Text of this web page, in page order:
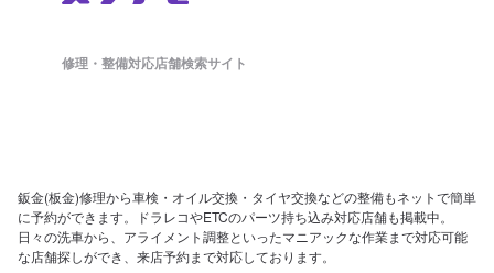
修理・整備対応店舗検索サイト
鈑金(板金)修理から車検・オイル交換・タイヤ交換などの整備もネットで簡単
に予約ができます。ドラレコやETCのパーツ持ち込み対応店舗も掲載中。
日々の洗車から、アライメント調整といったマニアックな作業まで対応可能
な店舗探しができ、来店予約まで対応しております。